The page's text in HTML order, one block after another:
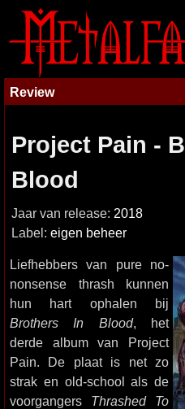
Review
Project Pain -
Blood
Jaar van release: 2018
Label: eigen beheer
Liefhebbers van pure no-
nonsense thrash kunnen
hun hart ophalen bij
Brothers In Blood, het
derde album van Project
Pain. De plaat is net zo
strak en old-school als de
voorgangers Thrashed To